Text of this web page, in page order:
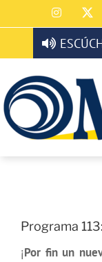
al
contenido
Instagram
Programa
¡Por fin un